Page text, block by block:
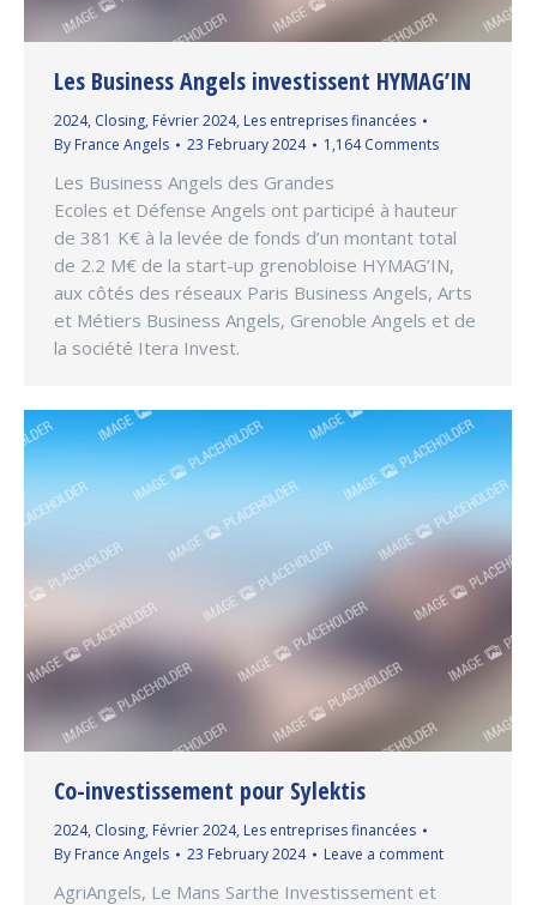
Les Business Angels investissent HYMAG’IN
2024, Closing, Février 2024, Les entreprises financées
By France Angels 23 February 2024 1,164 Comments
Les Business Angels des Grandes
Ecoles et Défense Angels ont participé à hauteur
de 381 K€ à la levée de fonds d’un montant total
de 2.2 M€ de la start-up grenobloise HYMAG’IN,
aux côtés des réseaux Paris Business Angels, Arts
et Métiers Business Angels, Grenoble Angels et de
la société Itera Invest.
Co-investissement pour Sylektis
2024, Closing, Février 2024, Les entreprises financées
By France Angels 23 February 2024 Leave a comment
AgriAngels, Le Mans Sarthe Investissement et